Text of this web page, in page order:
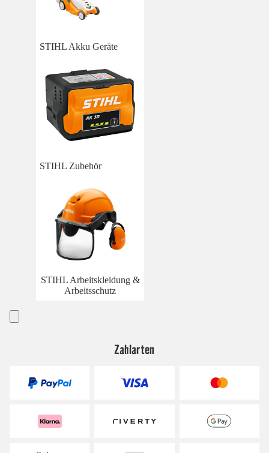
STIHL Akku Geräte
STIHL Zubehör
STIHL Arbeitskleidung &
Arbeitsschutz
Zahlarten